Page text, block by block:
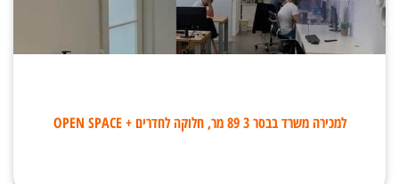
למכירה משרד בבסר 3 89 מר, חלוקה לחדרים + OPEN SPACE